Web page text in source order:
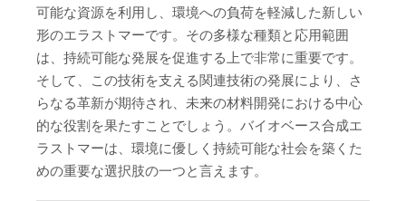
可能な資源を利用し、環境への負荷を軽減した新しい
形のエラストマーです。その多様な種類と応用範囲
は、持続可能な発展を促進する上で非常に重要です。
そして、この技術を支える関連技術の発展により、さ
らなる革新が期待され、未来の材料開発における中心
的な役割を果たすことでしょう。バイオベース合成エ
ラストマーは、環境に優しく持続可能な社会を築くた
めの重要な選択肢の一つと言えます。